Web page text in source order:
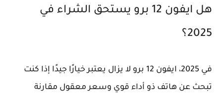
هل ايفون 12 برو يستحق الشراء في
2025؟
في 2025، ايفون 12 برو لا يزال يعتبر خيارًا جيدًا إذا كنت
تبحث عن هاتف ذو أداء قوي وسعر معقول مقارنة